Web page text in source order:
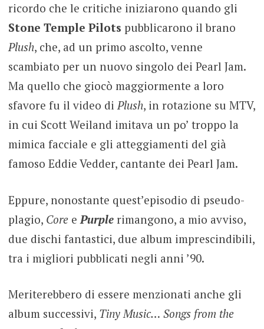
ricordo che le critiche iniziarono quando gli
Stone Temple Pilots pubblicarono il brano
Plush, che, ad un primo ascolto, venne
scambiato per un nuovo singolo dei Pearl Jam.
Ma quello che giocò maggiormente a loro
sfavore fu il video diPlush, in rotazione su MTV,
in cui Scott Weiland imitava un po’ troppo la
mimica facciale e gli atteggiamenti del già
famoso Eddie Vedder, cantante dei Pearl Jam.
Eppure, nonostante quest’episodio di pseudo-
plagio, Coree Purplerimangono, a mio avviso,
due dischi fantastici, due album imprescindibili,
tra i migliori pubblicati negli anni ’90.
Meriterebbero di essere menzionati anche gli
album successivi, Tiny Music… Songs from the